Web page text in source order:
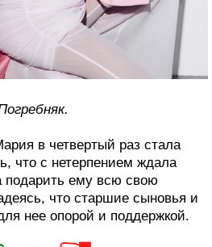
в четвертый раз стала
что с нетерпением ждала
подарить ему всю свою
что старшие сыновья и
нее опорой и поддержкой.